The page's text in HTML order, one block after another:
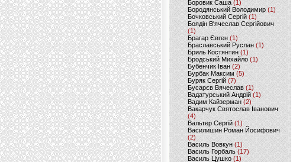
Боровик Саша (1)
Бородянський Володимир (1)
Бочковський Сергій (1)
Боядін В'ячеслав Сергійович
(1)
Брагар Євген (1)
Браславський Руслан (1)
Бриль Костянтин (1)
Бродський Михайло (1)
Бубенчик Іван(2)
Бурбак Максим (5)
Буряк Сергій (7)
Бусарєв Вячеслав (1)
Вадатурський Андрій (1)
Вадим Кайзерман (2)
Вакарчук Святослав Іванович
(4)
Вальтер Сергій (1)
Василишин Роман Йосифович
(2)
Василь Вовкун (1)
Василь Горбаль (17)
Василь Цушко (1)